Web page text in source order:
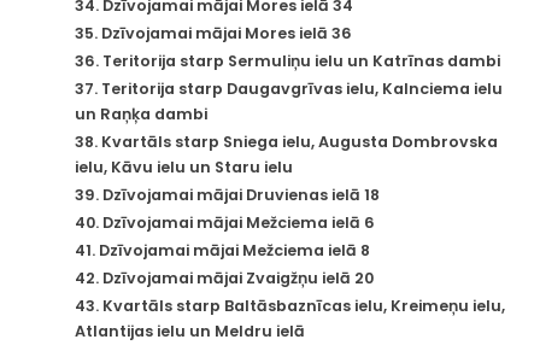
34. Dzīvojamai mājai Mores ielā 34
35. Dzīvojamai mājai Mores ielā 36
36. Teritorija starp Sermuliņu ielu un Katrīnas dambi
37. Teritorija starp Daugavgrīvas ielu, Kalnciema ielu
un Raņķa dambi
38. Kvartāls starp Sniega ielu, Augusta Dombrovska
ielu, Kāvu ielu un Staru ielu
39. Dzīvojamai mājai Druvienas ielā 18
40. Dzīvojamai mājai Mežciema ielā 6
41. Dzīvojamai mājai Mežciema ielā 8
42. Dzīvojamai mājai Zvaigžņu ielā 20
43. Kvartāls starp Baltāsbaznīcas ielu, Kreimeņu ielu,
Atlantijas ielu un Meldru ielā